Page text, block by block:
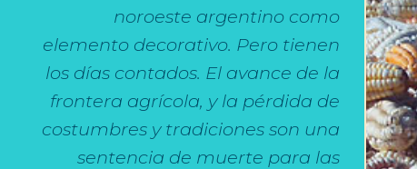
noroeste argentino como
elemento decorativo. Pero tienen
los días contados. El avance de la
frontera agrícola, y la pérdida de
costumbres y tradiciones son una
sentencia de muerte para las